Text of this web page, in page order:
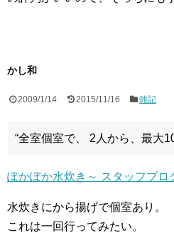
かし和
2009/1/14 2015/11/16 雑記
“全室個室で、 2人から、最大
ぽかぽか水炊き～ スタッフブロ
水炊きにから揚げで個室あり。
これは一回行ってみたい。